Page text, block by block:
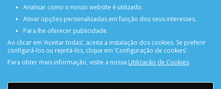
Encomendas acima de 150€
Analisar como o nosso website é utilizado.
Ativar opções personalizadas em função dos seus interesses.
Para lhe oferecer publicidade.
Ao clicar em ‘Aceitar todas’, aceita a instalação dos cookies. Se preferir
configurá-los ou rejeitá-los, clique em ‘Configuração de cookies’.
Para obter mais informação, visite a nossa Utilização de Cookies.